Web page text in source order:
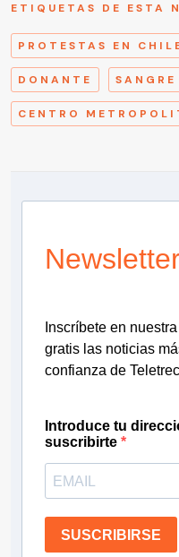
ETIQUETAS DE ESTA
PROTESTAS EN
DONANTE SANGRE
CENTRO
Inscríbete en
gratis las noticias
confianza de
Introduce tu
suscribirte
SUSCRIBIRSE